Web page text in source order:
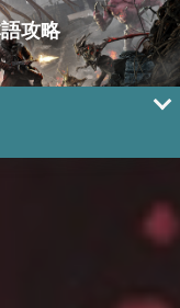
攻略